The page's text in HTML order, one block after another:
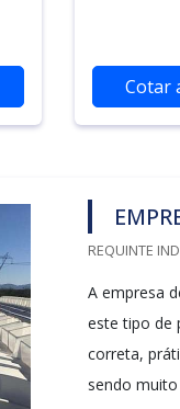
Cotar
REQUINTE
A empresa
este tipo de
correta,
sendo